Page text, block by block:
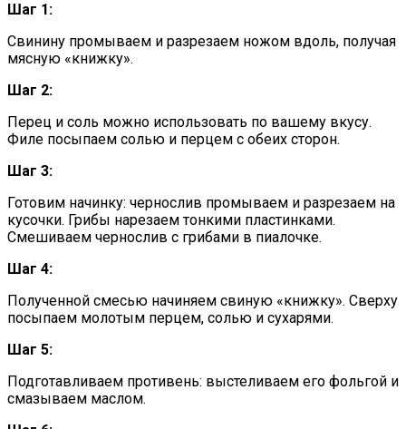
Шаг 1:
Свинину промываем и разрезаем ножом вдоль, получая
мясную «книжку».
Шаг 2:
Перец и соль можно использовать по вашему вкусу.
Филе посыпаем солью и перцем с обеих сторон.
Шаг 3:
Готовим начинку: чернослив промываем и разрезаем на
кусочки. Грибы нарезаем тонкими пластинками.
Смешиваем чернослив с грибами в пиалочке.
Шаг 4:
Полученной смесью начиняем свиную «книжку». Сверху
посыпаем молотым перцем, солью и сухарями.
Шаг 5:
Подготавливаем противень: выстеливаем его фольгой и
смазываем маслом.